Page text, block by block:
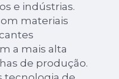
e indústrias.
materiais
a mais alta
de produção.